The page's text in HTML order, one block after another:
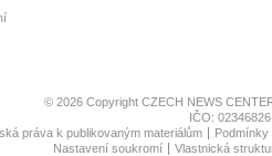
© 2026 Copyright CZECH NEWS
IČO:
práva k publikovaným materiálům
Nastavení soukromí
Vlastnická